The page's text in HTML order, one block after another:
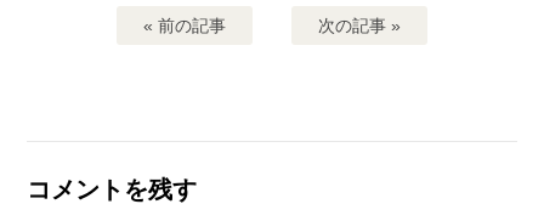
« 前の記事 次の記事 »
コメントを残す